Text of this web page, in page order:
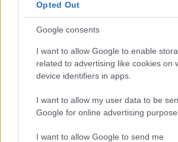
Opted Out
Google consents
I want to allow Google to enable
related to advertising like cookies on
device identifiers in apps.
I want to allow my user data to be
Google for online advertising
I want to allow Google to send me
χλμ. από τη Χαλκίδα και 5 χλμ. από το
σκιά στα 100 μέτρα από την ακτή. Τα
νερά θα ανταμείψουν την επιλογή
είναι ανοιχτή στους βόρειους
Πώς θα πάτε
: Η πρόσβαση με όχημα